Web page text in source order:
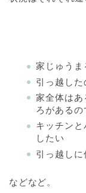
家じゅうま
引っ越し
家全体はあ
ろがある
キッチンと
したい
引っ越し
などなど。